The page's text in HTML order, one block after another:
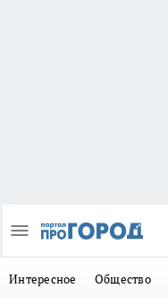
Интересное Общество